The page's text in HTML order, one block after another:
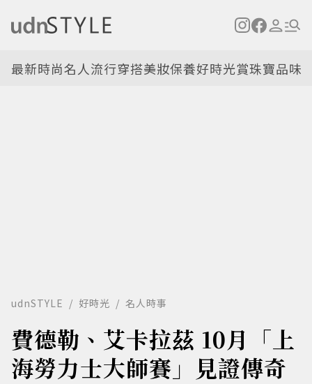
最新時尚名人流行穿搭美妝保養好時光賞珠寶品味
udnSTYLE 好時光 名人時事
費德勒、艾卡拉茲 10月「上
海勞力士大師賽」見證傳奇